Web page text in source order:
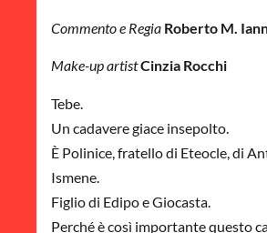
Commento e Regia Roberto M.
Make-up artistCinzia Rocchi
Tebe.
Un cadavere giace insepolto.
È Polinice, fratello di Eteocle, di
Ismene.
Figlio di Edipo e Giocasta.
Perché è così importante questo